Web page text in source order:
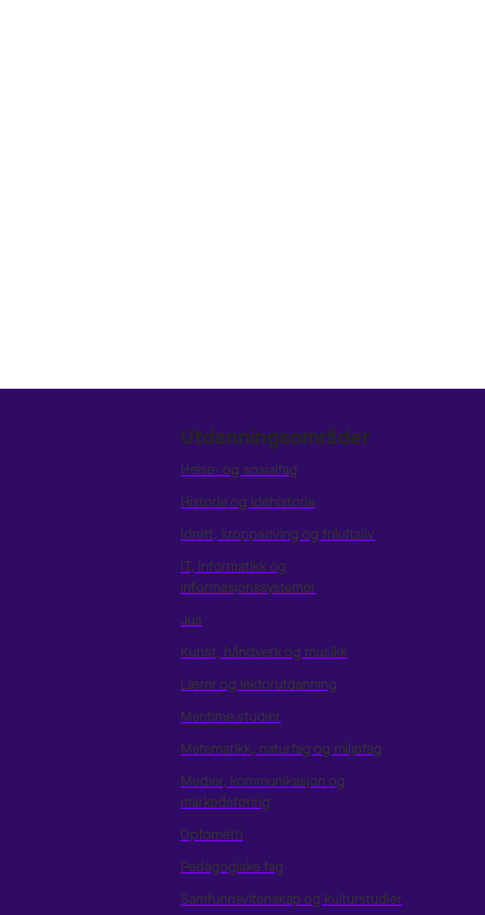
Utdanningsområder
Helse- og sosialfag
Historie og idéhistorie
Idrett, kroppsøving og friluftsliv
IT, informatikk og
informasjonssystemer
Jus
Kunst, håndverk og musikk
Lærer og lektorutdanning
Maritime studier
Matematikk, naturfag og miljøfag
Medier, kommunikasjon og
markedsføring
Optometri
Pedagogiske fag
Samfunnsvitenskap og kulturstudier